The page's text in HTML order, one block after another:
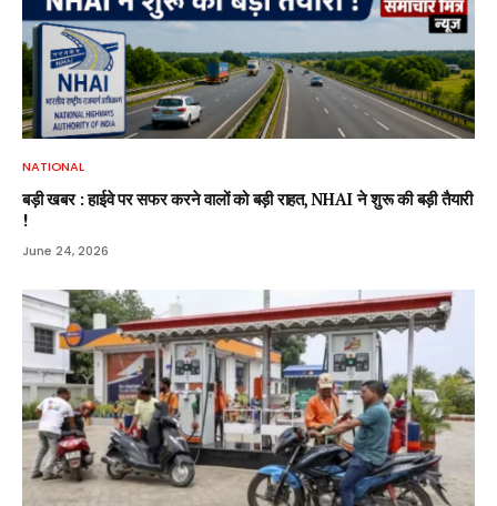
NATIONAL
बड़ी खबर : हाईवे पर सफर करने वालों को बड़ी राहत, NHAI ने शुरू की बड़ी तैयारी
!
June 24, 2026